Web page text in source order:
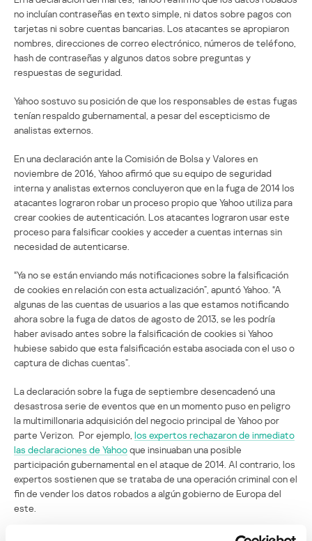
no incluían contraseñas en texto simple, ni datos sobre pagos con
tarjetas ni sobre cuentas bancarias. Los atacantes se apropiaron
nombres, direcciones de correo electrónico, números de teléfono,
hash de contraseñas y algunos datos sobre preguntas y
respuestas de seguridad.
Yahoo sostuvo su posición de que los responsables de estas fugas
tenían respaldo gubernamental, a pesar del escepticismo de
analistas externos.
En una declaración ante la Comisión de Bolsa y Valores en
noviembre de 2016, Yahoo afirmó que su equipo de seguridad
interna y analistas externos concluyeron que en la fuga de 2014 los
atacantes lograron robar un proceso propio que Yahoo utiliza para
crear cookies de autenticación. Los atacantes lograron usar este
proceso para falsificar cookies y acceder a cuentas internas sin
necesidad de autenticarse.
“Ya no se están enviando más notificaciones sobre la falsificación
de cookies en relación con esta actualización”, apuntó Yahoo. “A
algunas de las cuentas de usuarios a las que estamos notificando
ahora sobre la fuga de datos de agosto de 2013, se les podría
haber avisado antes sobre la falsificación de cookies si Yahoo
hubiese sabido que esta falsificación estaba asociada con el uso o
captura de dichas cuentas”.
La declaración sobre la fuga de septiembre desencadenó una
desastrosa serie de eventos que en un momento puso en peligro
la multimillonaria adquisición del negocio principal de Yahoo por
parte Verizon. Por ejemplo, los expertos rechazaron de inmediato
las declaraciones de Yahooque insinuaban una posible
participación gubernamental en el ataque de 2014. Al contrario, los
expertos sostienen que se trataba de una operación criminal con el
fin de vender los datos robados a algún gobierno de Europa del
este.
En su declaración de noviembre ante la Comisión de Bolsa y